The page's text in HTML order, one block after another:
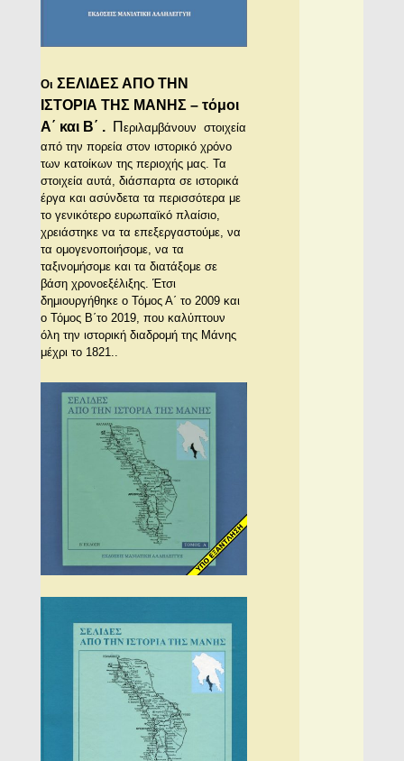
Οι ΣΕΛΙΔΕΣ ΑΠΟ ΤΗΝ
ΙΣΤΟΡΙΑ ΤΗΣ ΜΑΝΗΣ – τόμοι
Α΄ και Β΄ . Π εριλαμβάνουν στοιχεία
από την πορεία στον ιστορικό χρόνο
των κατοίκων της περιοχής μας. Τα
στοιχεία αυτά, διάσπαρτα σε ιστορικά
έργα και ασύνδετα τα περισσότερα με
το γενικότερο ευρωπαϊκό πλαίσιο,
χρειάστηκε να τα επεξεργαστούμε, να
τα ομογενοποιήσομε, να τα
ταξινομήσομε και τα διατάξομε σε
βάση χρονοεξέλιξης. Έτσι
δημιουργήθηκε ο Τόμος Α΄ το 2009 και
ο Τόμος Β΄το 2019, που καλύπτουν
όλη την ιστορική διαδρομή της Μάνης
μέχρι το 1821..